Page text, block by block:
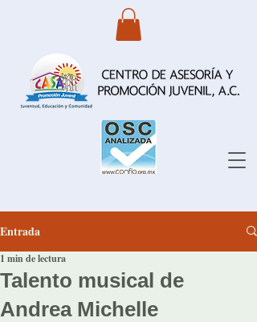
Entrada
Talento musical de
Andrea Michelle
1 min de lectura